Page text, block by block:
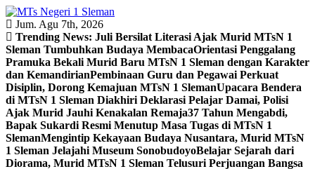
Skip
to
content
Jum. Agu 7th, 2026
Trending News: Juli Bersilat Literasi Ajak Murid MTsN 1
Sleman Tumbuhkan Budaya MembacaOrientasi Penggalang
Pramuka Bekali Murid Baru MTsN 1 Sleman dengan Karakter
dan KemandirianPembinaan Guru dan Pegawai Perkuat
Disiplin, Dorong Kemajuan MTsN 1 SlemanUpacara Bendera
di MTsN 1 Sleman Diakhiri Deklarasi Pelajar Damai, Polisi
Ajak Murid Jauhi Kenakalan Remaja37 Tahun Mengabdi,
Bapak Sukardi Resmi Menutup Masa Tugas di MTsN 1
SlemanMengintip Kekayaan Budaya Nusantara, Murid MTsN
1 Sleman Jelajahi Museum SonobudoyoBelajar Sejarah dari
Diorama, Murid MTsN 1 Sleman Telusuri Perjuangan Bangsa